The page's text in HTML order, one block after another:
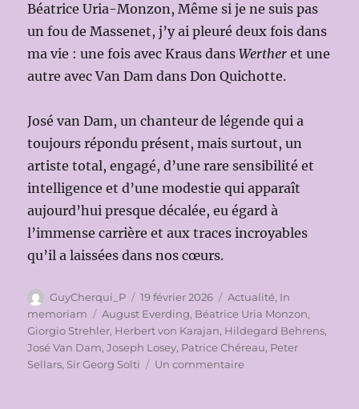
Béatrice Uria-Monzon, Même si je ne suis pas
un fou de Massenet, j’y ai pleuré deux fois dans
ma vie : une fois avec Kraus dansWerther et une
autre avec Van Dam dans Don Quichotte.
José van Dam, un chanteur de légende qui a
toujours répondu présent, mais surtout, un
artiste total, engagé, d’une rare sensibilité et
intelligence et d’une modestie qui apparaît
aujourd’hui presque décalée, eu égard à
l’immense carrière et aux traces incroyables
qu’il a laissées dans nos cœurs.
Auteur
GuyCherqui_P
Publié
le
19 février 2026 Catégories
Actualité, In
memoriam
Étiquettes
August Everding, Béatrice Uria Monzon,
Giorgio Strehler, Herbert von Karajan, Hildegard Behrens,
José Van Dam,Joseph Losey, Patrice Chéreau, Peter
Sellars, Sir Georg Solti Un commentairesur